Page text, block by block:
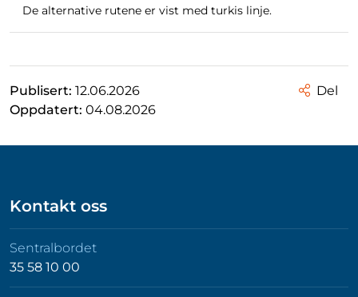
De alternative rutene er vist med turkis linje.
Publisert: 12.06.2026
Oppdatert: 04.08.2026
Del
Kontakt oss
Sentralbordet
35 58 10 00